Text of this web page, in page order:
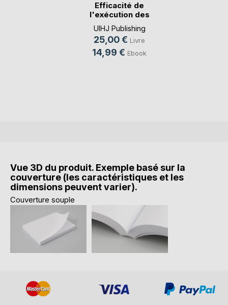
Efficacité de
l'exécution des
déci(...)
UIHJ Publishing
25,00 € Livre
14,99 € Ebook
Vue 3D du produit. Exemple basé sur la
couverture (les caractéristiques et les
dimensions peuvent varier).
Couverture souple